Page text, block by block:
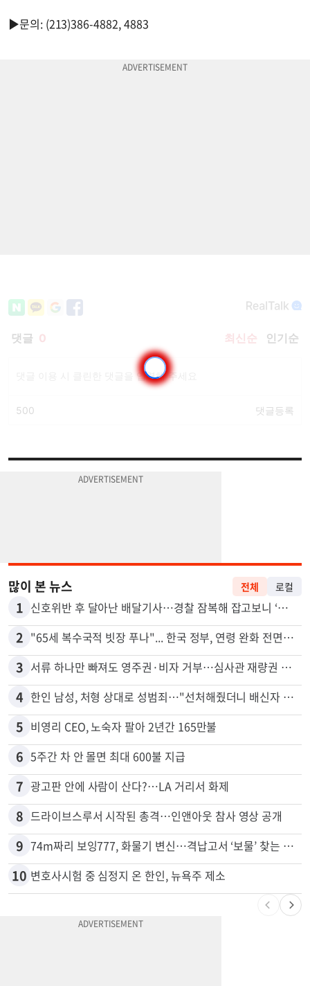
▶문의: (213)386-4882, 4883
1 신호위반 후 달아난 배달기사…경찰 잠복해 잡고보니 ‘반전’
2 "65세 복수국적 빗장 푸나"... 한국 정부, 연령 완화 전면 추진
3 서류 하나만 빠져도 영주권·비자 거부…심사관 재량권 대폭 확대
4
5 비영리 CEO, 노숙자 팔아 2년간 165만불
6 5주간 차 안 몰면 최대 600불 지급
7 광고판 안에 사람이 산다?…LA 거리서 화제
8 드라이브스루서 시작된 총격…인앤아웃 참사 영상 공개
9